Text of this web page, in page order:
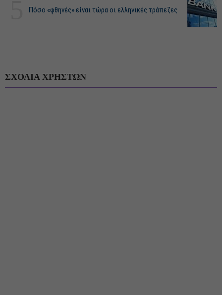
Πόσο «φθηνές» είναι τώρα οι ελληνικές τράπεζες
ΣΧΟΛΙΑ ΧΡΗΣΤΩΝ